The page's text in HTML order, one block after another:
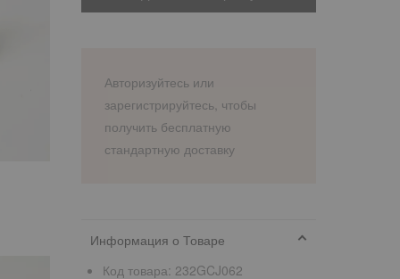
Авторизуйтесь или
зарегистрируйтесь, чтобы
получить бесплатную
стандартную доставку
Информация о Товаре
Код товара: 232GCJ062